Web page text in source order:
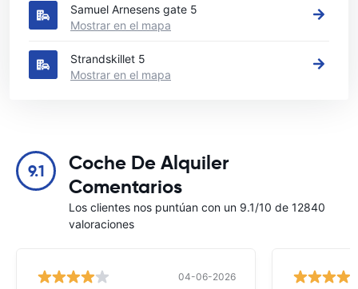
Samuel Arnesens gate 5
Mostrar en el mapa
Strandskillet 5
Mostrar en el mapa
9.1
Coche De Alquiler
Comentarios
Los clientes nos puntúan con un 9.1/10 de 12840
valoraciones
04-06-2026